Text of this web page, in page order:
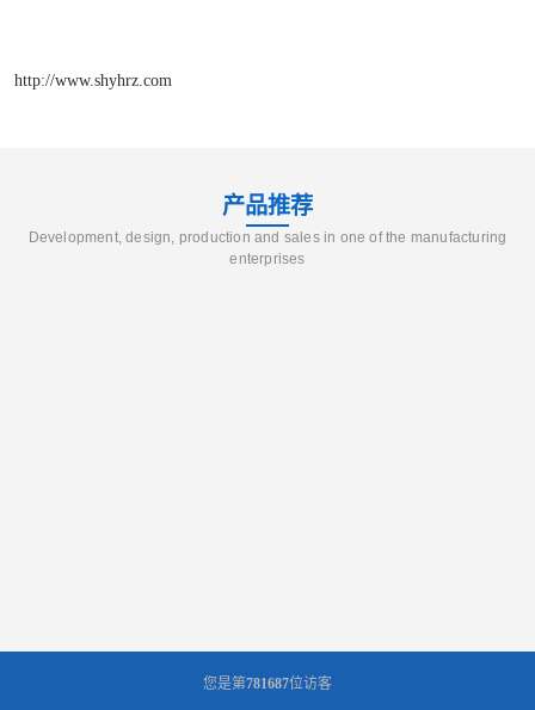
http://www.shyhrz.com
产品推荐
Development, design, production and sales in one of the manufacturing
enterprises
您是第781687位访客